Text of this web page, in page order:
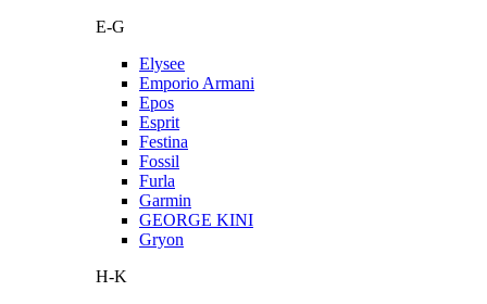
E-G
Elysee
Emporio Armani
Epos
Esprit
Festina
Fossil
Furla
Garmin
GEORGE KINI
Gryon
H-K